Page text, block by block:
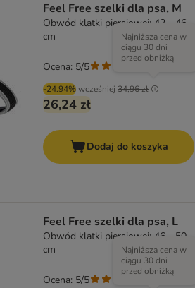
Feel Free szelki dla psa, M
Obwód klatki piersiowej: 42 - 46
cm
-24.94%wcześniej 34,96 zł
Najniższa cena w
ciągu 30 dni
przed obniżką
26,24 zł
Ocena: 5/5
Dodaj do koszyka
Feel Free szelki dla psa, L
Obwód klatki piersiowej: 46 - 50
cm
Najniższa cena w
ciągu 30 dni
przed obniżką
Ocena: 5/5